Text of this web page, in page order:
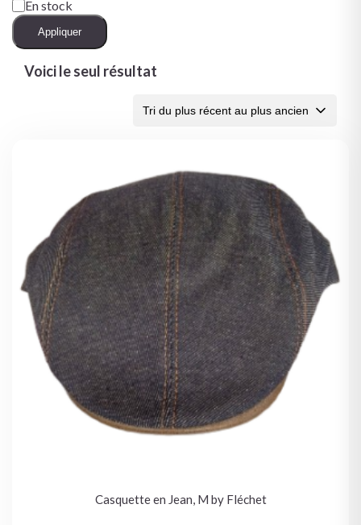
Voici le seul résultat
Casquette en Jean, M by Fléchet
En stock
Appliquer